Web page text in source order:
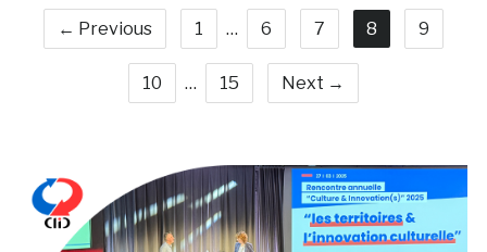
← Previous 1 … 6 7 8 9
10 … 15 Next →